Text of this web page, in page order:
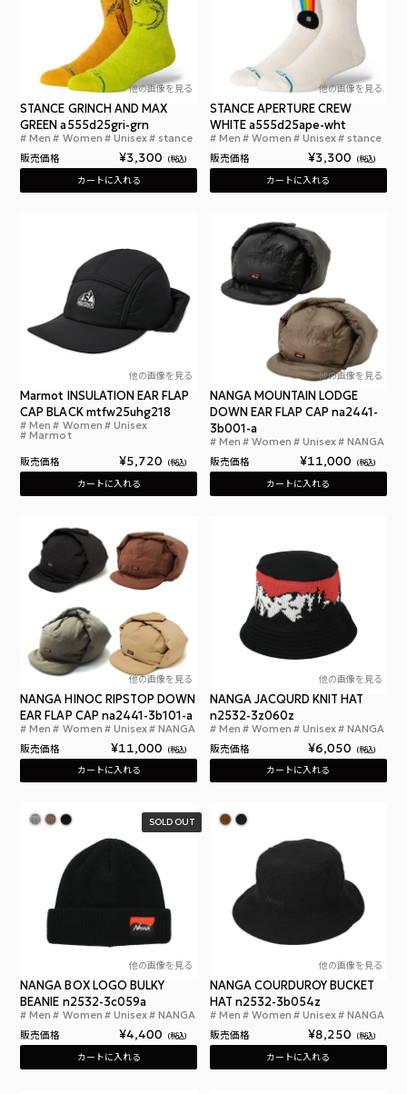
他の画像を見る
スタンス グリンチ アンド マックス グリーン
STANCE GRINCH AND MAX
GREEN a555d25gri-grn
Men Women Unisex stance
販売価格 ¥3,300 税込
カートに入れる
他の画像を見る
STANCE APERTURE CREW
WHITE a555d25ape-wht
Men Women Unisex stance
販売価格 ¥3,300 税込
カートに入れる
他の画像を見る
マーモット インサレーション イヤー フラップ キ
Marmot INSULATION EAR FLAP
CAP BLACK mtfw25uhg218
Men Women Unisex
Marmot
販売価格 ¥5,720 税込
カートに入れる
他の画像を見る
NANGA MOUNTAIN LODGE
DOWN EAR FLAP CAP na2441-
3b001-a
Men Women Unisex NANGA
販売価格 ¥11,000 税込
カートに入れる
他の画像を見る
ナンガ ヒノックリップストップ ダウンイヤーフラ
NANGA HINOC RIPSTOP DOWN
EAR FLAP CAP na2441-3b101-a
Men Women Unisex NANGA
販売価格 ¥11,000 税込
カートに入れる
他の画像を見る
NANGA JACQURD KNIT HAT
n2532-3z060z
Men Women Unisex NANGA
販売価格 ¥6,050 税込
カートに入れる
他の画像を見る
ナンガ ボックス ロゴ バルキー ビーニー
NANGA BOX LOGO BULKY
BEANIE n2532-3c059a
Men Women Unisex NANGA
販売価格 ¥4,400 税込
SOLD OUT
カートに入れる
他の画像を見る
NANGA COURDUROY BUCKET
HAT n2532-3b054z
Men Women Unisex NANGA
販売価格 ¥8,250 税込
カートに入れる